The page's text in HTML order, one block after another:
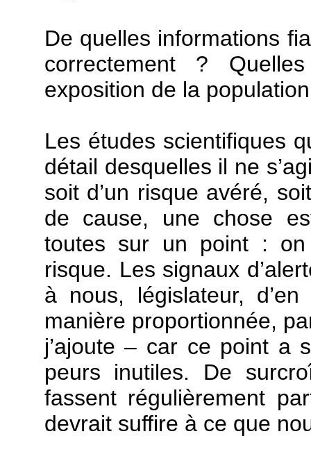
De quelles informations
correctement ?
exposition de la
Les études scientifiques
détail desquelles il ne
soit d’un risque avéré,
de cause, une chose
toutes sur un point : on
risque. Les signaux
à nous, législateur,
manière proportionnée,
j’ajoute – car ce point a
peurs inutiles. De
fassent régulièrement
devrait suffire à ce que